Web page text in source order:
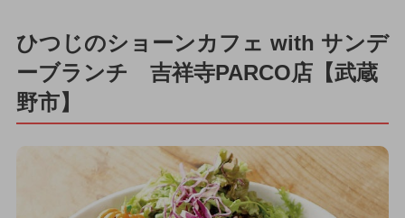
ひつじのショーンカフェ with サンデ
ーブランチ 吉祥寺PARCO店【武蔵
野市】